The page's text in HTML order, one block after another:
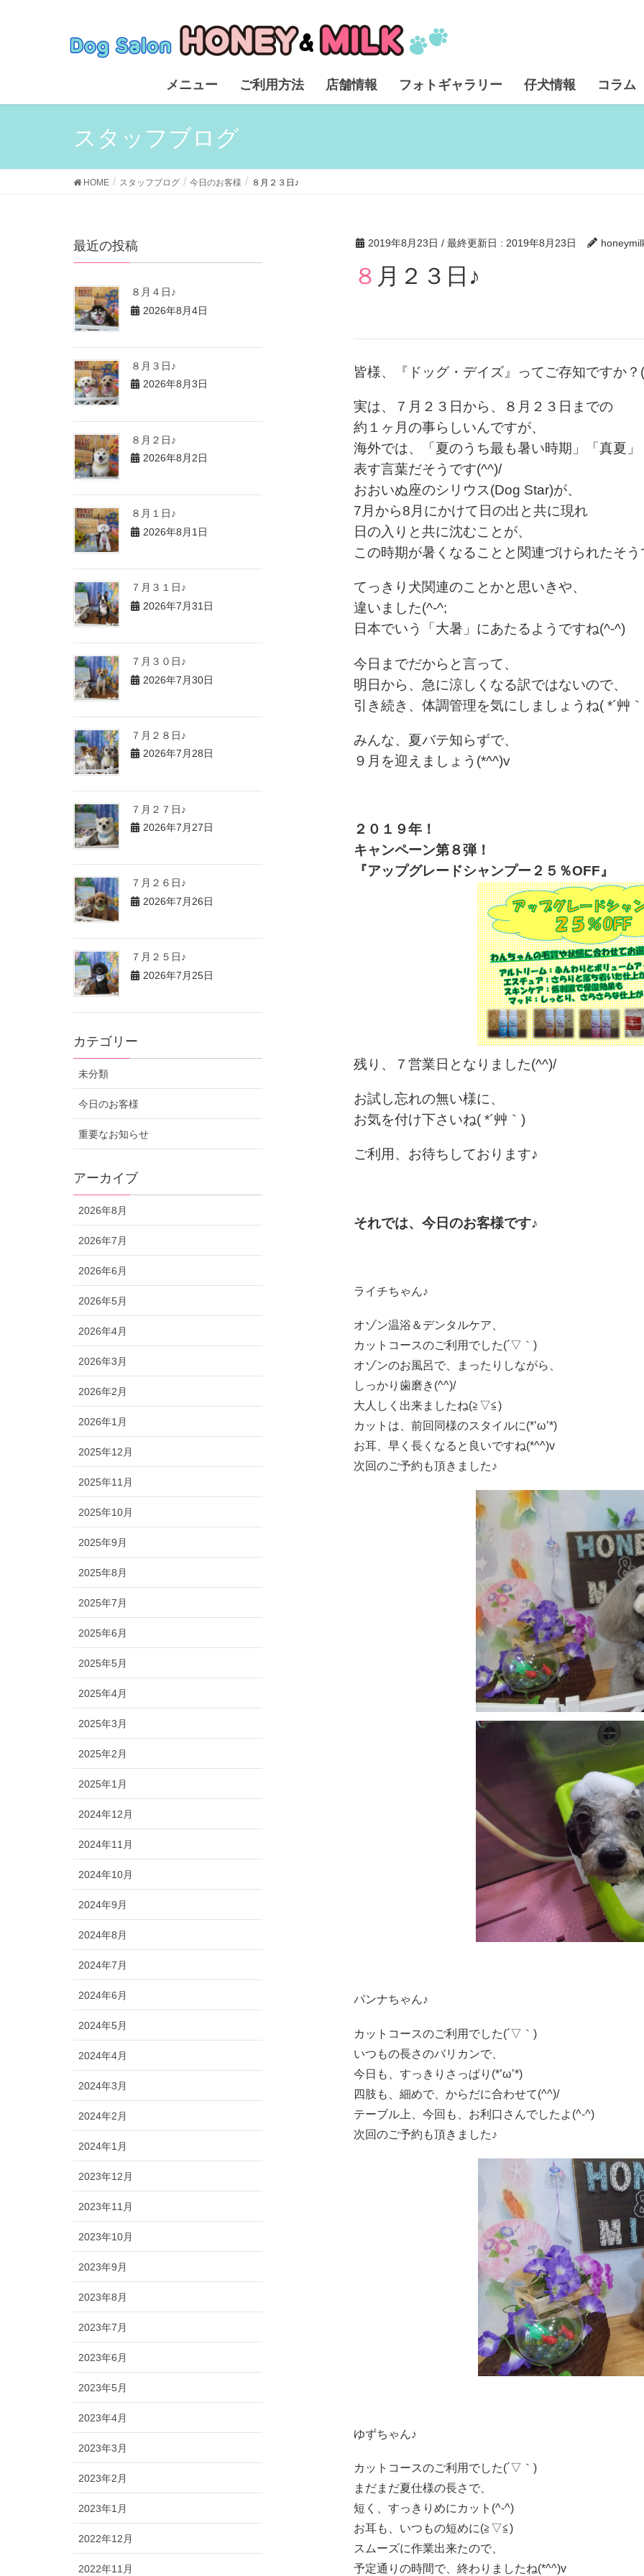
メニュー ご利用方法 店舗情報 フォトギャラリー 仔犬情報 コラム
スタッフブログ
HOME スタッフブログ 今日のお客様 ８月２３日♪
2019年8月23日 / 最終更新日 : 2019年8月23日
８月２３日♪
皆様、『ドッグ・デイズ』ってご存知ですか
実は、７月２３日から、８月２３日までの
約１ヶ月の事らしいんですが、
海外では、「夏のうち最も暑い時期」「真夏
表す言葉だそうです(^^)/
おおいぬ座のシリウス(Dog Star)が、
7月から8月にかけて日の出と共に現れ
日の入りと共に沈むことが、
この時期が暑くなることと関連づけられたそう
てっきり犬関連のことかと思いきや、
違いました(^-^;
日本でいう「大暑」にあたるようですね(^-^)
今日までだからと言って、
明日から、急に涼しくなる訳ではないので、
引き続き、体調管理を気にしましょうね( *´艸
みんな、夏バテ知らずで、
９月を迎えましょう(*^^)v
２０１９年！
キャンペーン第８弾！
『アップグレードシャンプー２５％OFF』
残り、７営業日となりました(^^)/
お試し忘れの無い様に、
お気を付け下さいね( *´艸｀)
ご利用、お待ちしております♪
それでは、今日のお客様です♪
ライチちゃん♪
オゾン温浴＆デンタルケア、
カットコースのご利用でした(´▽｀)
オゾンのお風呂で、まったりしながら、
しっかり歯磨き(^^)/
大人しく出来ましたね(≧▽≦)
カットは、前回同様のスタイルに(*’ω’*)
お耳、早く長くなると良いですね(*^^)v
次回のご予約も頂きました♪
パンナちゃん♪
カットコースのご利用でした(´▽｀)
いつもの長さのバリカンで、
今日も、すっきりさっぱり(*’ω’*)
四肢も、細めで、からだに合わせて(^^)/
テーブル上、今回も、お利口さんでしたよ(^-^)
次回のご予約も頂きました♪
ゆずちゃん♪
カットコースのご利用でした(´▽｀)
まだまだ夏仕様の長さで、
短く、すっきりめにカット(^-^)
お耳も、いつもの短めに(≧▽≦)
スムーズに作業出来たので、
予定通りの時間で、終わりましたね(*^^)v
最近の投稿
８月４日♪
2026年8月4日
８月３日♪
2026年8月3日
８月２日♪
2026年8月2日
８月１日♪
2026年8月1日
７月３１日♪
2026年7月31日
７月３０日♪
2026年7月30日
７月２８日♪
2026年7月28日
７月２７日♪
2026年7月27日
７月２６日♪
2026年7月26日
７月２５日♪
2026年7月25日
カテゴリー
未分類
今日のお客様
重要なお知らせ
アーカイブ
2026年8月
2026年7月
2026年6月
2026年5月
2026年4月
2026年3月
2026年2月
2026年1月
2025年12月
2025年11月
2025年10月
2025年9月
2025年8月
2025年7月
2025年6月
2025年5月
2025年4月
2025年3月
2025年2月
2025年1月
2024年12月
2024年11月
2024年10月
2024年9月
2024年8月
2024年7月
2024年6月
2024年5月
2024年4月
2024年3月
2024年2月
2024年1月
2023年12月
2023年11月
2023年10月
2023年9月
2023年8月
2023年7月
2023年6月
2023年5月
2023年4月
2023年3月
2023年2月
2023年1月
2022年12月
2022年11月